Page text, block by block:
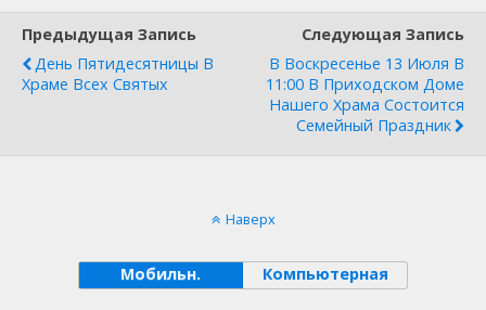
Предыдущая Запись
День Пятидесятницы В
Храме Всех Святых
Следующая Запись
В Воскресенье 13 Июля В
11:00 В Приходском Доме
Нашего Храма Состоится
Семейный Праздник
Наверх
Мобильн. Компьютерная